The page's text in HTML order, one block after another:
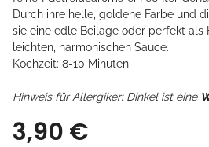
Durch ihre helle, goldene Farbe und
sie eine edle Beilage oder perfekt
leichten, harmonischen Sauce.
Kochzeit: 8-10 Minuten
Hinweis für Allergiker: Dinkel ist eine
3,90 €